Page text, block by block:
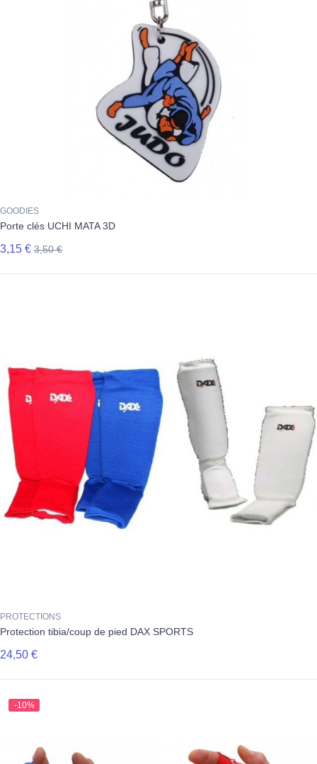
GOODIES
Porte clés UCHI MATA 3D
3,15 € 3,50 €
PROTECTIONS
Protection tibia/coup de pied DAX SPORTS
24,50 €
-10%